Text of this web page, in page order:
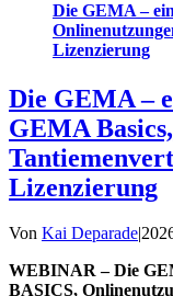
Die GEMA –
Lizenzierung
Die GEMA –
GEMA
Lizenzierung
Von Kai Deparade|
WEBINAR – Die
BASICS,